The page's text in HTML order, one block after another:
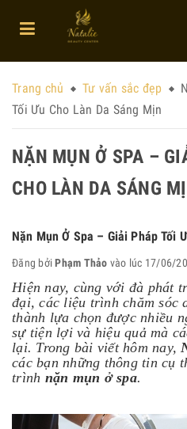
Trang chủ Tư vấn sắc đẹp
Tối Ưu Cho Làn Da Sáng Mịn
NẶN MỤN Ở SPA –
CHO LÀN DA SÁNG
Nặn Mụn Ở Spa – Giải Pháp Tối
Đăng bởiPhạm Thảo vào lúc 17/06/
Hiện nay, cùng với đà phát
đại, các liệu trình chăm sóc
thành lựa chọn được nhiều
sự tiện lợi và hiệu quả mà
lại. Trong bài viết hôm nay,
các bạn những thông tin cụ
trình nặn mụn ở spa.